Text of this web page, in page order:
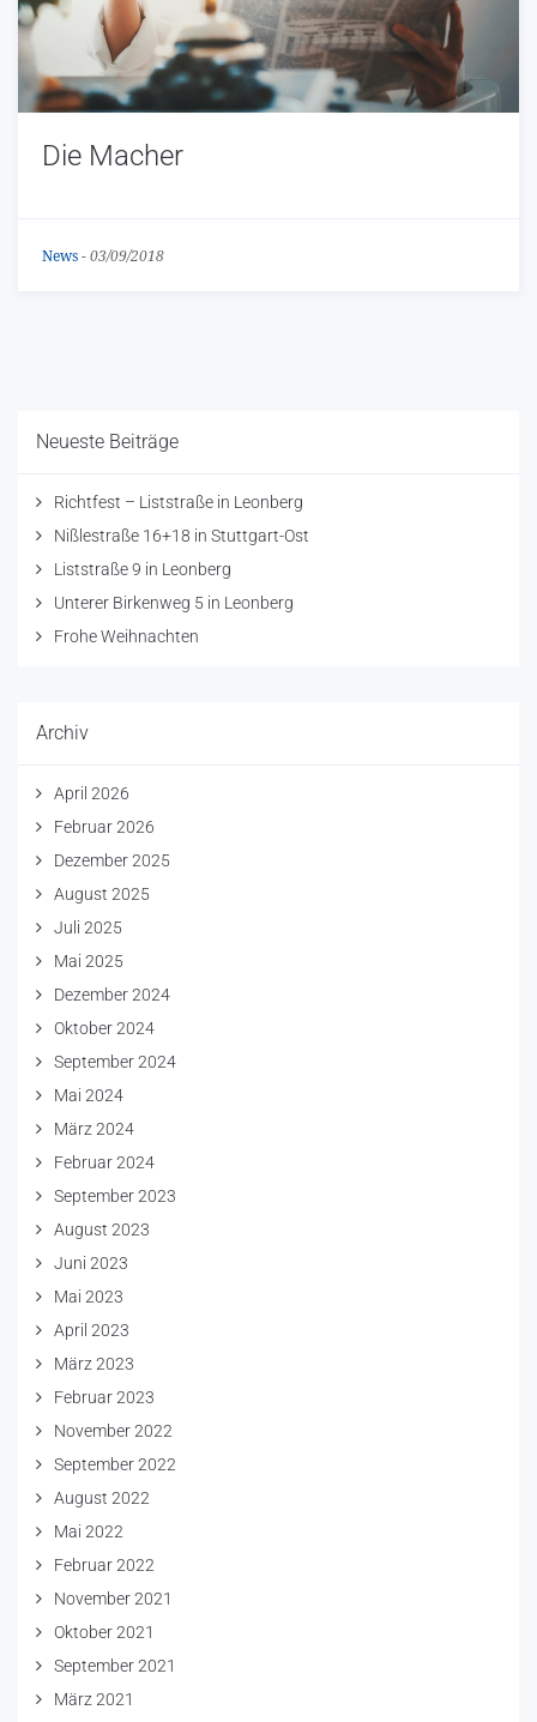
Die Macher
News - 03/09/2018
Neueste Beiträge
Richtfest – Liststraße in Leonberg
Nißlestraße 16+18 in Stuttgart-Ost
Liststraße 9 in Leonberg
Unterer Birkenweg 5 in Leonberg
Frohe Weihnachten
Archiv
April 2026
Februar 2026
Dezember 2025
August 2025
Juli 2025
Mai 2025
Dezember 2024
Oktober 2024
September 2024
Mai 2024
März 2024
Februar 2024
September 2023
August 2023
Juni 2023
Mai 2023
April 2023
März 2023
Februar 2023
November 2022
September 2022
August 2022
Mai 2022
Februar 2022
November 2021
Oktober 2021
September 2021
März 2021